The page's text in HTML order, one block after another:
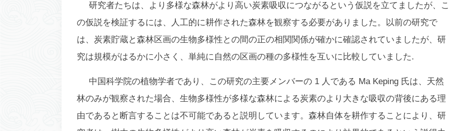
研究者たちは、より多様な森林がより高い炭素吸収につながるという仮説を立てましたが、こ
の仮説を検証するには、人工的に耕作された森林を観察する必要がありました。以前の研究で
は、炭素貯蔵と森林区画の生物多様性との間の正の相関関係が確かに確認されていましたが、研
究は規模がはるかに小さく、単純に自然の区画の種の多様性を互いに比較していました.
中国科学院の植物学者であり、この研究の主要メンバーの 1 人である Ma Keping 氏は、天然
林のみが観察された場合、生物多様性が多様な森林による炭素のより大きな吸収の背後にある理
由であると断言することは不可能であると説明しています。森林自体を耕作することにより、研